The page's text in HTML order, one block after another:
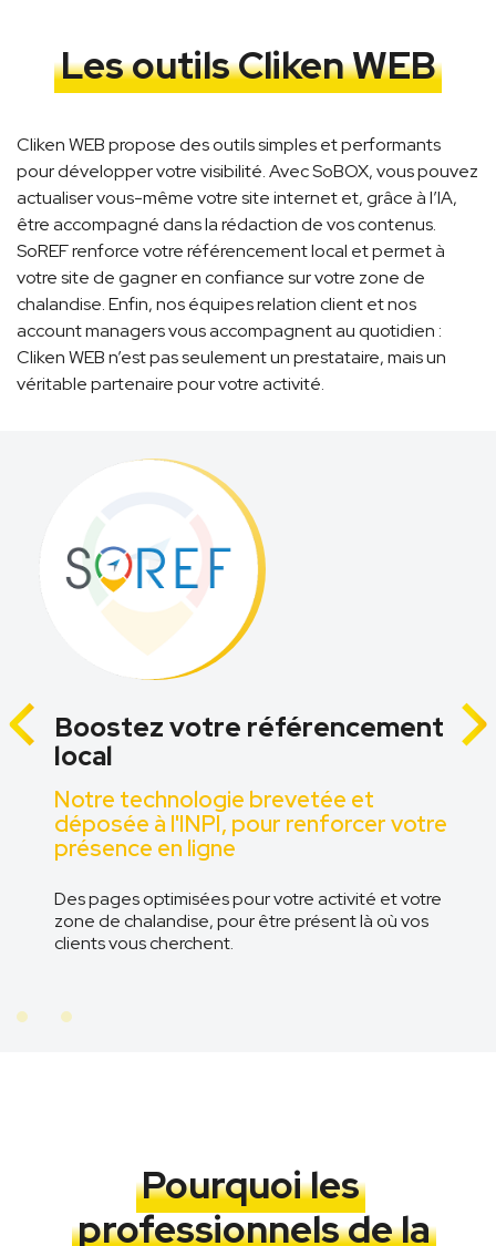
Les outils Cliken WEB
Cliken WEB propose des outils simples et performants
pour développer votre visibilité. Avec SoBOX, vous pouvez
actualiser vous-même votre site internet et, grâce à l’IA,
être accompagné dans la rédaction de vos contenus.
SoREF renforce votre référencement local et permet à
votre site de gagner en confiance sur votre zone de
chalandise. Enfin, nos équipes relation client et nos
account managers vous accompagnent au quotidien :
Cliken WEB n’est pas seulement un prestataire, mais un
véritable partenaire pour votre activité.
Boostez votre référencement
local
Notre technologie brevetée et
déposée à l'INPI, pour renforcer votre
présence en ligne
Des pages optimisées pour votre activité et votre
zone de chalandise, pour être présent là où vos
clients vous cherchent.
Pourquoi les
professionnels de la